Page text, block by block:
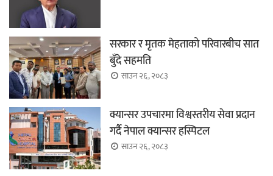
सरकार र मृतक मेहताको परिवारबीच सात
बुँदे सहमति
साउन २६, २०८३
क्यान्सर उपचारमा विश्वस्तरीय सेवा प्रदान
गर्दै नेपाल क्यान्सर हस्पिटल
साउन २६, २०८३